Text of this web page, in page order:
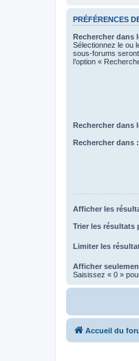
PRÉFÉRENCES
Rechercher dans
Sélectionnez le ou
sous-forums
l’option «
Rechercher dans
Rechercher dans :
Afficher les
Trier les résultats
Limiter les
Afficher
Saisissez « 0 »
Accueil du